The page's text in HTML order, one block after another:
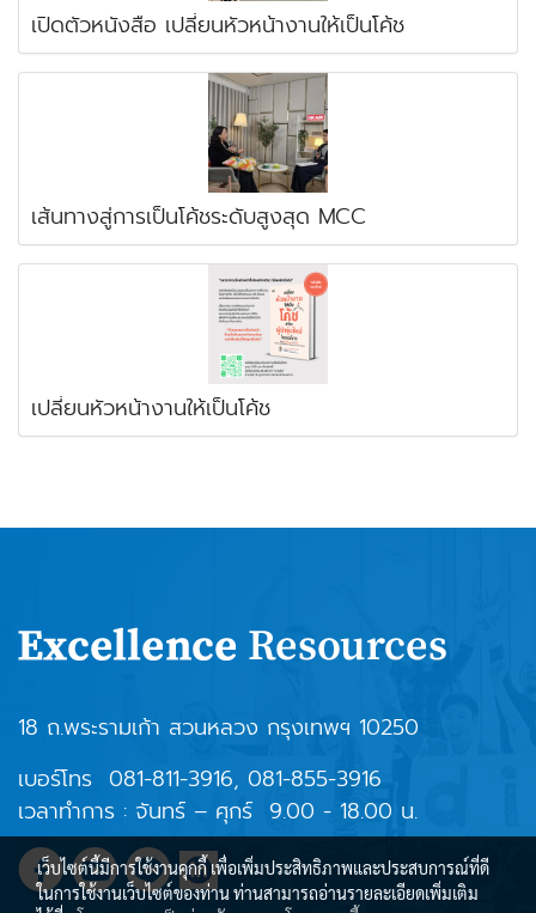
เปิดตัวหนังสือ เปลี่ยนหัวหน้างานให้เป็นโค้ช
เส้นทางสู่การเป็นโค้ชระดับสูงสุด MCC
เปลี่ยนหัวหน้างานให้เป็นโค้ช
18 ถ.พระรามเก้า สวนหลวง กรุงเทพฯ 10250
เบอร์โทร 081-811-3916, 081-855-3916
เวลาทำการ : จันทร์ – ศุกร์ 9.00 - 18.00 น.
เว็บไซต์นี้มีการใช้งานคุกกี้ เพื่อเพิ่มประสิทธิภาพและประสบการณ์ที่ดี
ในการใช้งานเว็บไซต์ของท่าน ท่านสามารถอ่านรายละเอียดเพิ่มเติม